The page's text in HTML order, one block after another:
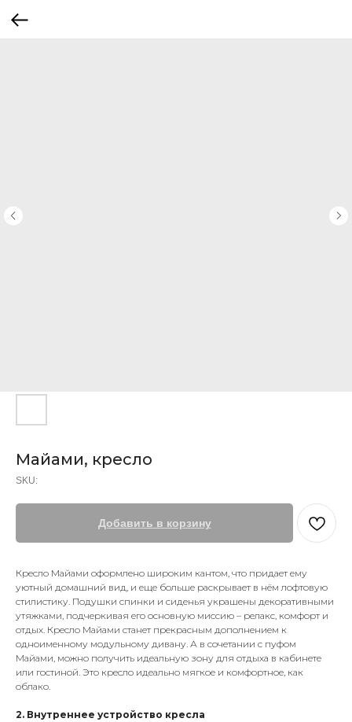
Майами, кресло
SKU:
Добавить в корзину
Кресло Майами оформлено широким кантом, что придает ему
уютный домашний вид, и еще больше раскрывает в нём лофтовую
стилистику. Подушки спинки и сиденья украшены декоративными
утяжками, подчеркивая его основную миссию – релакс, комфорт и
отдых. Кресло Майами станет прекрасным дополнением к
одноименному модульному дивану. А в сочетании с пуфом
Майами, можно получить идеальную зону для отдыха в кабинете
или гостиной. Это кресло идеально мягкое и комфортное, как
облако.
2. Внутреннее устройство кресла